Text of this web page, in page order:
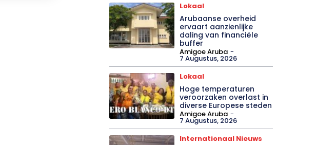
Lokaal
Arubaanse overheid
ervaart aanzienlijke
daling van financiële
buffer
Amigoe Aruba -
7 Augustus, 2026
Lokaal
Hoge temperaturen
veroorzaken overlast in
diverse Europese steden
Amigoe Aruba -
7 Augustus, 2026
Internationaal Nieuws